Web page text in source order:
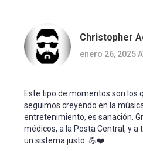
Christopher
enero 26, 2025
Este tipo de momentos son los
seguimos creyendo en la
entretenimiento, es sanación.
médicos, a la Posta Central, y a
un sistema justo. 💪❤️